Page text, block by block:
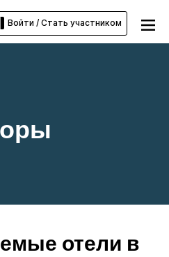
Войти / Стать участником
отели в